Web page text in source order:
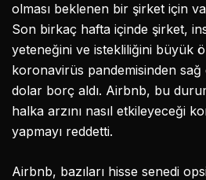
olması beklenen bir şirket için
Son birkaç hafta içinde şirket,
yeteneğini ve istekliliğini büyük
koronavirüs pandemisinden sağ
dolar borç aldı. Airbnb, bu
halka arzını nasıl etkileyeceği
yapmayı reddetti.
Airbnb, bazıları hisse senedi